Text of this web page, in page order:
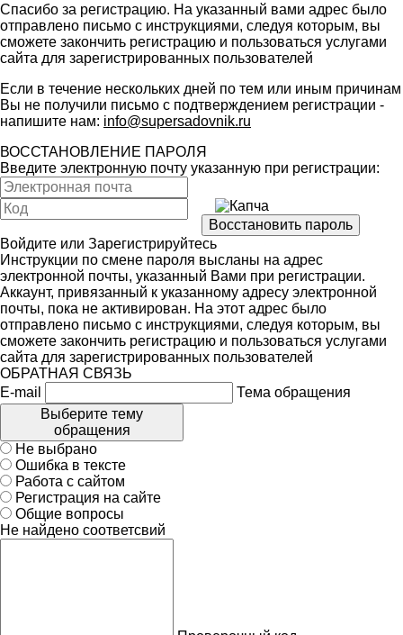
Спасибо за регистрацию. На указанный вами адрес было
отправлено письмо с инструкциями, следуя которым, вы
сможете закончить регистрацию и пользоваться услугами
сайта для зарегистрированных пользователей
Если в течение нескольких дней по тем или иным причинам
Вы не получили письмо с подтверждением регистрации -
напишите нам: info@supersadovnik.ru
ВОССТАНОВЛЕНИЕ ПАРОЛЯ
Введите электронную почту указанную при регистрации:
Войдите или Зарегистрируйтесь
Инструкции по смене пароля высланы на адрес
электронной почты, указанный Вами при регистрации.
Аккаунт, привязанный к указанному адресу электронной
почты, пока не активирован. На этот адрес было
отправлено письмо с инструкциями, следуя которым, вы
сможете закончить регистрацию и пользоваться услугами
сайта для зарегистрированных пользователей
ОБРАТНАЯ СВЯЗЬ
E-mail
Тема обращения
Выберите тему
обращения
Не выбрано
Ошибка в тексте
Работа с сайтом
Регистрация на сайте
Общие вопросы
Не найдено соответсвий